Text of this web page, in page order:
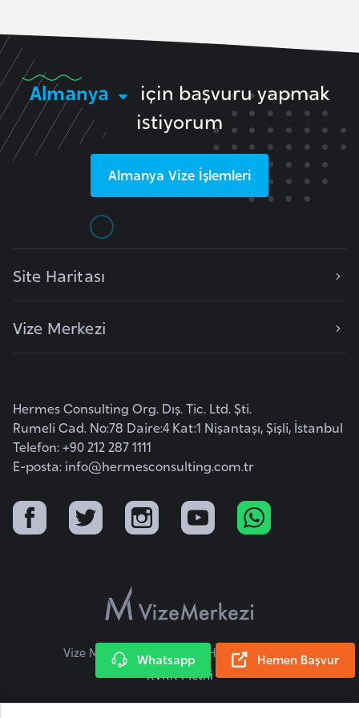
Almanya
için başvuru yapmak
istiyorum
Almanya Vize İşlemleri
Site Haritası
Vize Merkezi
Hermes Consulting Org. Dış. Tic. Ltd. Şti.
Rumeli Cad. No:78 Daire:4 Kat:1 Nişantaşı, Şişli, İstanbul
Telefon: +90 212 287 1111
E-posta: info@hermesconsulting.com.tr
Vize Merkezi © 2026 Tüm Hakları Saklıdır.
KVKK Metni
i
y
e
t
i
u
t
i
i
n
r
Hemen Başvur
Whatsapp